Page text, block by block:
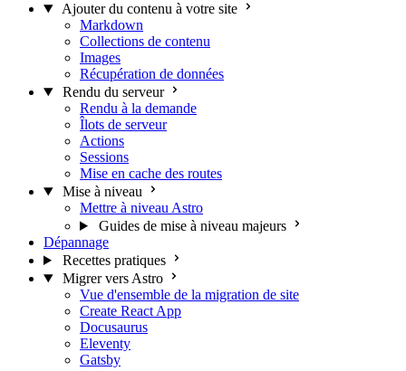
Ajouter du contenu à votre site
Markdown
Collections de contenu
Images
Récupération de données
Rendu du serveur
Rendu à la demande
Îlots de serveur
Actions
Sessions
Mise en cache des routes
Mise à niveau
Mettre à niveau Astro
Guides de mise à niveau majeurs
Dépannage
Recettes pratiques
Migrer vers Astro
Vue d'ensemble de la migration de site
Create React App
Docusaurus
Eleventy
Gatsby